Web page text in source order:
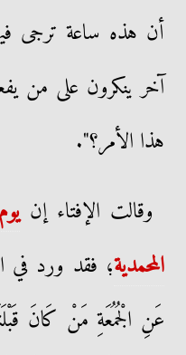
أن هذه ساعة ترجى
آخر ينكرون على من
هذا الأمر؟".
وقالت الإفتاء إن
المحمدية؛ فقد ورد في
عَنِ الْجُمُعَةِ مَنْ كَانَ